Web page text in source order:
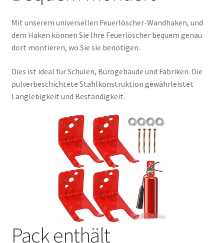
Mit unserem universellen Feuerlöscher-Wandhaken, und
dem Haken können Sie Ihre Feuerlöscher bequem genau
dort montieren, wo Sie sie benötigen.
Dies ist ideal für Schulen, Bürogebäude und Fabriken. Die
pulverbeschichtete Stahlkonstruktion gewährleistet
Langlebigkeit und Beständigkeit.
Pack enthält